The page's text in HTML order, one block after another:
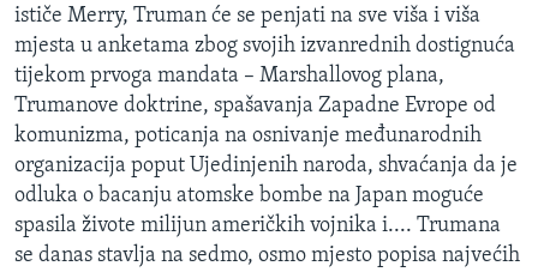
ističe Merry, Truman će se penjati na sve viša i viša
mjesta u anketama zbog svojih izvanrednih dostignuća
tijekom prvoga mandata – Marshallovog plana,
Trumanove doktrine, spašavanja Zapadne Evrope od
komunizma, poticanja na osnivanje međunarodnih
organizacija poput Ujedinjenih naroda, shvaćanja da je
odluka o bacanju atomske bombe na Japan moguće
spasila živote milijun američkih vojnika i.... Trumana
se danas stavlja na sedmo, osmo mjesto popisa najvećih